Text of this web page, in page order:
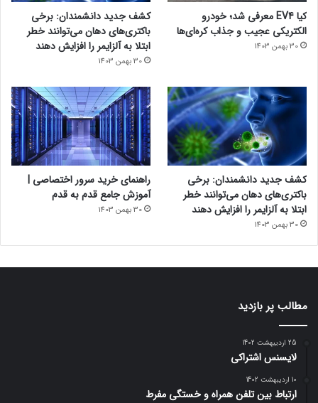
کیا EV4 معرفی شد؛ خودرو
الکتریکی عجیب و جذاب کره‌ای‌ها
30 بهمن 1403
کشف جدید دانشمندان: برخی
باکتری‌های دهان می‌توانند خطر
ابتلا به آلزایمر را افزایش دهند
30 بهمن 1403
کشف جدید دانشمندان: برخی
باکتری‌های دهان می‌توانند خطر
ابتلا به آلزایمر را افزایش دهند
30 بهمن 1403
راهنمای خرید سرور اختصاصی |
آموزش جامع قدم به قدم
30 بهمن 1403
مطالب پر بازدید
25 اردیبهشت 1402
لایسنس اشتراکی
10 اردیبهشت 1402
ارتباط بین تلفن همراه و خستگی مفرط